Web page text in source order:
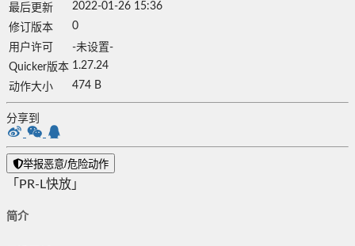
最后更新
2022-01-26 15:36
修订版本
0
用户许可
-未设置-
Quicker版本 1.27.24
动作大小
474 B
分享到
举报恶意/危险动作
「PR-L快放」
简介